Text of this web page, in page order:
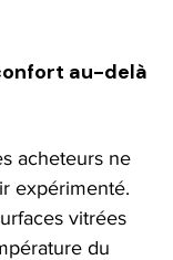
au-delà
acheteurs ne
expérimenté.
vitrées
du